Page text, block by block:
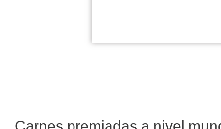
Carnes premiadas a nivel